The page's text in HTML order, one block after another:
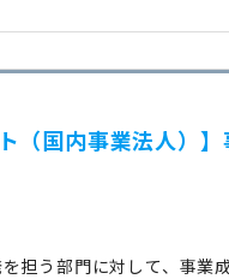
（国内事業法人）
担う部門に対して、事業